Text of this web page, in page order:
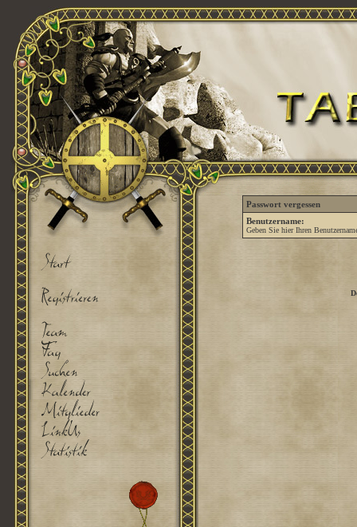
Passwort vergessen
Benutzername:
Geben Sie hier Ihren